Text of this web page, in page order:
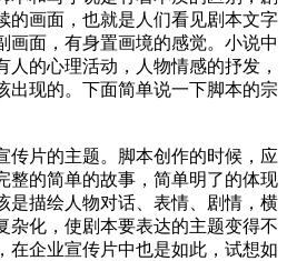
的画面，也就是人们看见剧本文字
画面，有身置画境的感觉。小说中
人的心理活动，人物情感的抒发，
出现的。下面简单说一下脚本的宗
传片的主题。脚本创作的时候，应
整的简单的故事，简单明了的体现
是描绘人物对话、表情、剧情，横
杂化，使剧本要表达的主题变得不
在企业宣传片中也是如此，试想如